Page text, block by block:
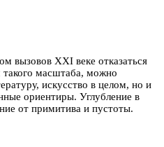
вызовов XXI веке отказаться
такого масштаба, можно
искусство в целом, но и
ориентиры. Углубление в
от примитива и пустоты.